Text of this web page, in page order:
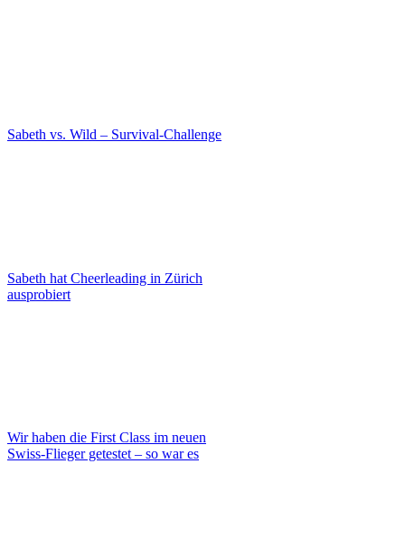
Sabeth vs. Wild – Survival-Challenge
Sabeth hat Cheerleading in Zürich
ausprobiert
Wir haben die First Class im neuen
Swiss-Flieger getestet – so war es